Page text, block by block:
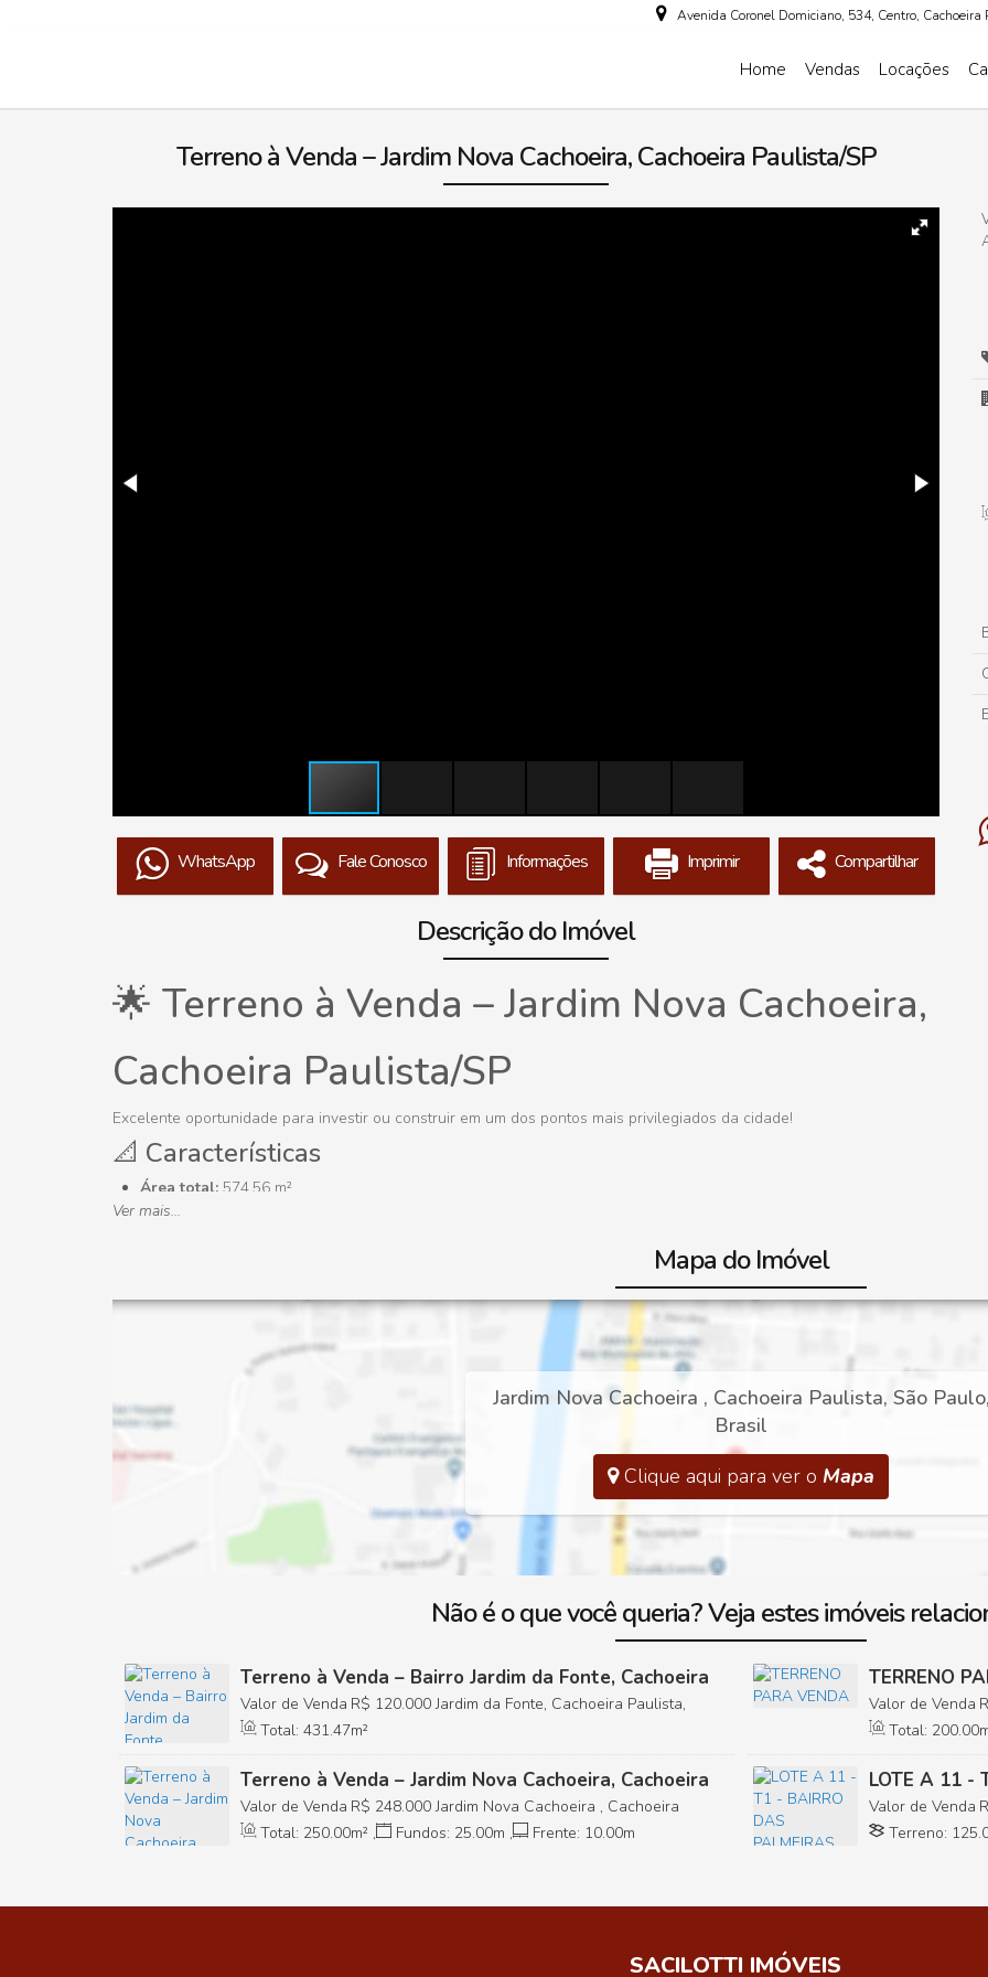
Avenida Coronel Domiciano, 534, Centro,
Locações
Vendas
Home
Terreno à Venda – Jardim Nova Cachoeira, Cachoeira Paulista/SP
WhatsApp Fale Conosco Informações Imprimir Compartilhar
Descrição do Imóvel
🌟 Terreno à Venda – Jardim Nova Cachoeira,
Cachoeira Paulista/SP
Excelente oportunidade para investir ou construir em um dos pontos mais privilegiados da cidade!
📐 Características
Área total: 574,56 m²
Terreno de esquina
Localizado na melhor área do condomínio
Ver mais...
Mapa do Imóvel
Jardim Nova Cachoeira , Cachoeira Paulista, São Paulo
Brasil
Clique aqui para ver o Mapa
Não é o que você queria? Veja estes imóveis
Terreno à Venda – Bairro Jardim da Fonte, Cachoeira
Paulista/SP R$ 120.000
Valor de Venda
Jardim da Fonte, Cachoeira Paulista,
São Paulo, Brasil
Total: 431.47m²
TERRENO
Valor de Venda
Fonte,
Total: 200.00
Terreno à Venda – Jardim Nova Cachoeira, Cachoeira
Paulista/SP R$ 248.000
Valor de Venda
Jardim Nova Cachoeira , Cachoeira
Paulista, São Paulo, Brasil
Total: 250.00m² , Fundos: 25.00m , Frente: 10.00m
LOTE A 11 -
Valor de Venda
Bairro das
Terreno: 125
SACILOTTI IMÓVEIS